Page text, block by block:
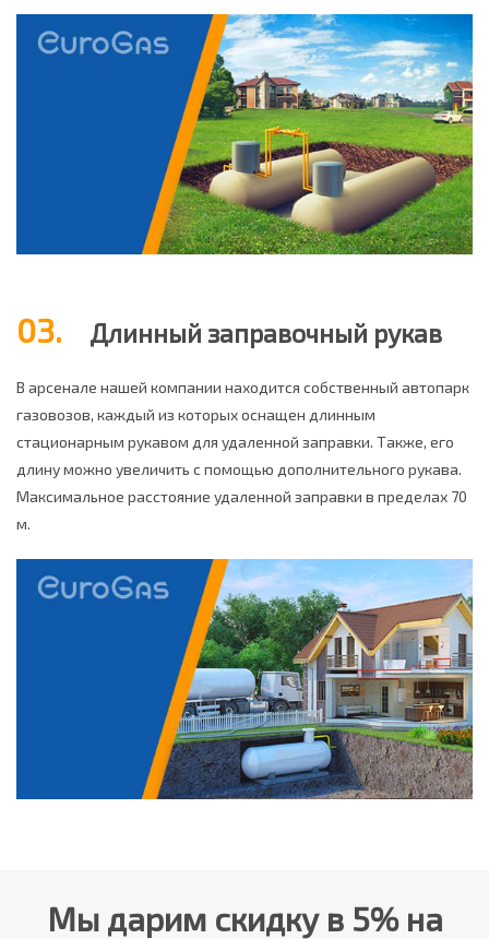
03. Длинный заправочный рукав
В арсенале нашей компании находится собственный автопарк
газовозов, каждый из которых оснащен длинным
стационарным рукавом для удаленной заправки. Также, его
длину можно увеличить с помощью дополнительного рукава.
Максимальное расстояние удаленной заправки в пределах 70
м.
Мы дарим скидку в 5% на